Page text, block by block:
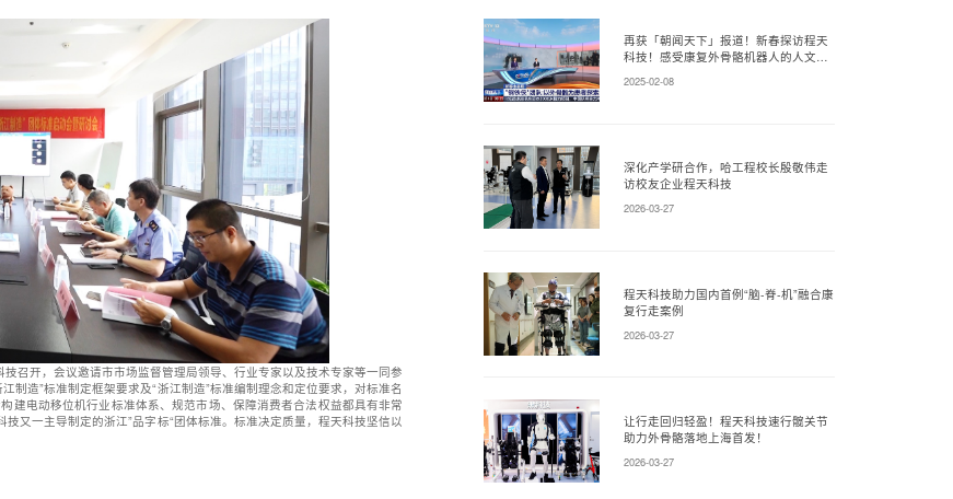
召开，会议邀请市市场监督管理局领导、行业专家以及技术专家等一同参
造”标准制定框架要求及“浙江制造”标准编制理念和定位要求，对标准名
建电动移位机行业标准体系、规范市场、保障消费者合法权益都具有非常
又一主导制定的浙江”品字标“团体标准。标准决定质量，程天科技坚信以
再获「朝闻天下」报道！新春探访程天
科技！感受康复外骨骼机器人的人文温
2025-02-08
深化产学研合作，哈工程校长殷敬伟走
访校友企业程天科技
2026-03-27
程天科技助力国内首例“脑-脊-机”融合康
复行走案例
2026-03-27
让行走回归轻盈！程天科技速行髋关节
助力外骨骼落地上海首发！
2026-03-27